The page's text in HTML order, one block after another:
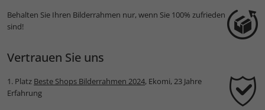
Behalten Sie Ihren Bilderrahmen nur, wenn Sie 100% zufrieden
sind!
Vertrauen Sie uns
1. Platz Beste Shops Bilderrahmen 2024, Ekomi, 23 Jahre
Erfahrung